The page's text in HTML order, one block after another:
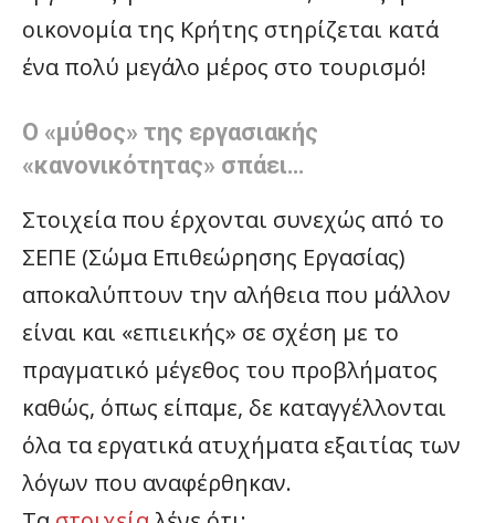
οικονομία της Κρήτης στηρίζεται κατά
ένα πολύ μεγάλο μέρος στο τουρισμό!
Ο «μύθος» της εργασιακής
«κανονικότητας» σπάει…
Στοιχεία που έρχονται συνεχώς από το
ΣΕΠΕ (Σώμα Επιθεώρησης Εργασίας)
αποκαλύπτουν την αλήθεια που μάλλον
είναι και «επιεικής» σε σχέση με το
πραγματικό μέγεθος του προβλήματος
καθώς, όπως είπαμε, δε καταγγέλλονται
όλα τα εργατικά ατυχήματα εξαιτίας των
λόγων που αναφέρθηκαν.